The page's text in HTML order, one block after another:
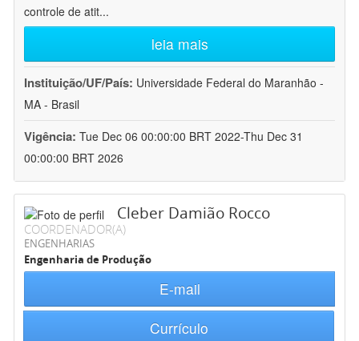
controle de atit...
leia mais
Instituição/UF/País: Universidade Federal do Maranhão -
MA - Brasil
Vigência: Tue Dec 06 00:00:00 BRT 2022-Thu Dec 31
00:00:00 BRT 2026
Cleber Damião Rocco
COORDENADOR(A)
ENGENHARIAS
Engenharia de Produção
E-mail
Currículo